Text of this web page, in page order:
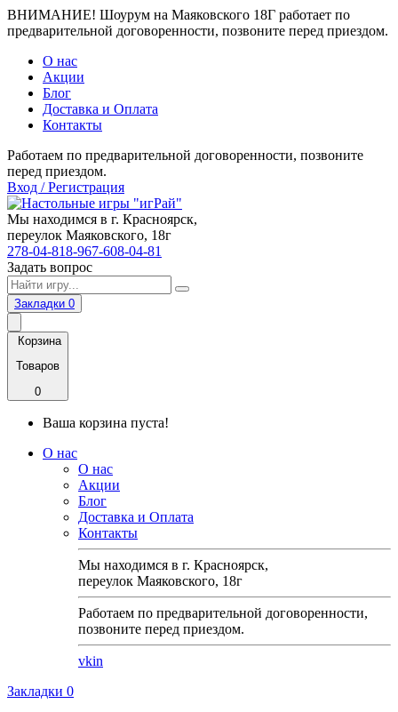
ВНИМАНИЕ! Шоурум на Маяковского 18Г работает по
предварительной договоренности, позвоните перед приездом.
О нас
Акции
Блог
Доставка и Оплата
Контакты
Работаем по предварительной договоренности, позвоните
перед приездом.
Вход / Регистрация
Мы находимся в г. Красноярск,
переулок Маяковского, 18г
278-04-818-967-608-04-81
Задать вопрос
Закладки 0
Корзина
Товаров
0
Ваша корзина пуста!
О нас
О нас
Акции
Блог
Доставка и Оплата
Контакты
Мы находимся в г. Красноярск,
переулок Маяковского, 18г
Работаем по предварительной договоренности,
позвоните перед приездом.
vkin
Закладки 0